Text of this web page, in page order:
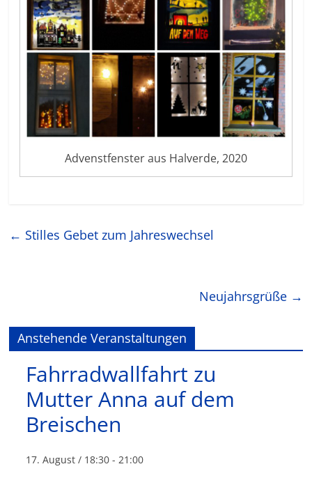
Advenstfenster aus Halverde, 2020
← Stilles Gebet zum Jahreswechsel
Neujahrsgrüße →
Anstehende Veranstaltungen
Fahrradwallfahrt zu
Mutter Anna auf dem
Breischen
17. August / 18:30 -21:00